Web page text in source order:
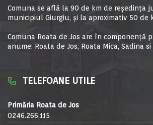
Comuna se află la 90 de km de reşedinţa
municipiul Giurgiu, şi la aproximativ 50 de
Comuna Roata de Jos are în componență
anume: Roata de Jos, Roata Mica, Sadina si
TELEFOANE UTILE
Primăria Roata de Jos
0246.266.115